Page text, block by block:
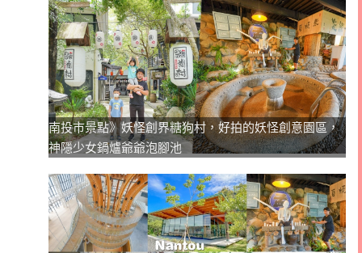
南投市景點》妖怪創界糖狗村，好拍的妖怪創意園區，
神隱少女鍋爐爺爺泡腳池